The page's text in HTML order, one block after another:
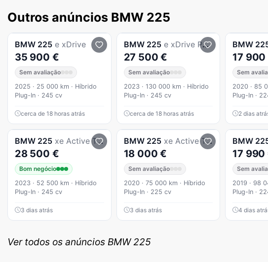
Outros anúncios BMW 225
BMW 225 e xDrive
35 900 €
Sem avaliação
2025 · 25 000 km · Híbrido
Plug-In · 245 cv
cerca de 18 horas atrás
BMW 225 e xDrive Pack Desportivo M
27 500 €
Sem avaliação
2023 · 130 000 km · Híbrido
Plug-In · 245 cv
cerca de 18 horas atrás
BMW
17 900
Sem
2020 · 85
Plug-In ·
2 dias
BMW 225 xe Active Tourer
28 500 €
Bom negócio
2023 · 52 500 km · Híbrido
Plug-In · 245 cv
3 dias atrás
BMW 225 xe Active Tourer
18 000 €
Sem avaliação
2020 · 75 000 km · Híbrido
Plug-In · 225 cv
3 dias atrás
BMW
17 990
Sem
2019 · 98
Plug-In ·
4 dias
Ver todos os anúncios BMW 225